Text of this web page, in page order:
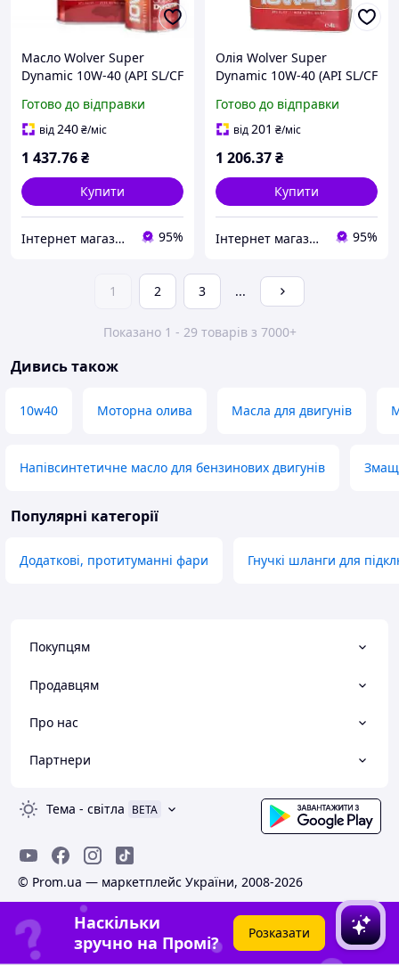
Масло Wolver Super
Dynamic 10W-40 (API SL/CF
Готово до відправки
від240₴/міс
1 437.76₴
Купити
Інтернет магазин "Деталі". Запчастини для електро та бензоінструменту 95%
Олія Wolver Super
Dynamic 10W-40 (API SL/CF
Артикул: смаз433
Готово до відправки
від201 ₴/міс
1 206.37₴
Купити
Інтернет магазин "Деталі". Запчастини для електро та бензоінструменту 95%
1 2 3 ...
Показано 1 - 29 товарів з 7000+
Дивись також
10w40 Моторна олива Масла для двигунів
Напівсинтетичне масло для бензинових двигунів
Популярні категорії
Додаткові, протитуманні фари Гнучкі шланги для
Покупцям
Продавцям
Про нас
Партнери
Тема - світла BETA
© Prom.ua — маркетплейс України, 2008-2026
Наскільки
зручно на Промі?
Розказати